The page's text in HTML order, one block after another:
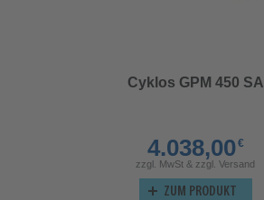
Cyklos GPM 450 SA
4.038,00€
zzgl. MwSt & zzgl. Versand
ZUM PRODUKT